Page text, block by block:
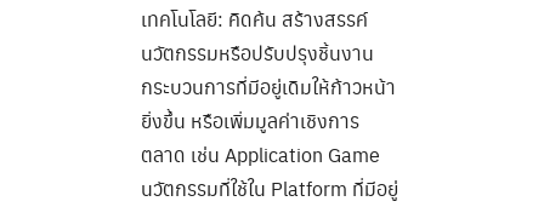
เทคโนโลยี: คิดค้น สร้างสรรค์
นวัตกรรมหรือปรับปรุงชิ้นงาน
กระบวนการที่มีอยู่เดิมให้ก้าวหน้า
ยิ่งขึ้น หรือเพิ่มมูลค่าเชิงการ
ตลาด เช่น Application Game
นวัตกรรมที่ใช้ใน Platform ที่มีอยู่